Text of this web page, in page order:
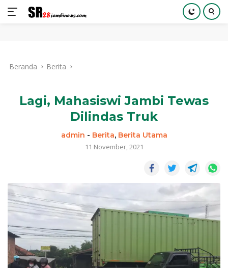
kontenBeranda Berita
Lagi, Mahasiswi Jambi Tewas
Dilindas Truk
admin - Berita, Berita Utama
11 November, 2021